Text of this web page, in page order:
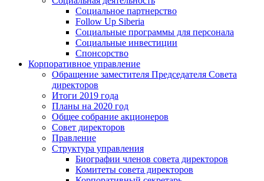
Социальное партнерство
Follow Up Siberia
Социальные программы для персонала
Социальные инвестиции
Спонсорство
Корпоративное управление
Обращение заместителя Председателя Совета
директоров
Итоги 2019 года
Планы на 2020 год
Общее собрание акционеров
Совет директоров
Правление
Структура управления
Биографии членов совета директоров
Комитеты совета директоров